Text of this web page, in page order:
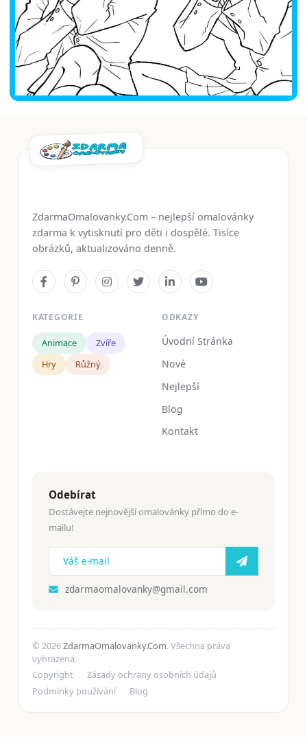
ZdarmaOmalovanky.Com – nejlepší omalovánky
zdarma k vytisknutí pro děti i dospělé. Tisíce
obrázků, aktualizováno denně.
KATEGORIE
Animace
Zvíře
Hry
Růžný
ODKAZY
Úvodní Stránka
Nové
Nejlepší
Blog
Kontakt
Odebírat
Dostávejte nejnovější omalovánky přímo do e-
mailu!
zdarmaomalovanky@gmail.com
© 2026ZdarmaOmalovanky.Com. Všechna práva
vyhrazena.
Copyright
Zásady ochrany osobních údajů
Podmínky používání
Blog